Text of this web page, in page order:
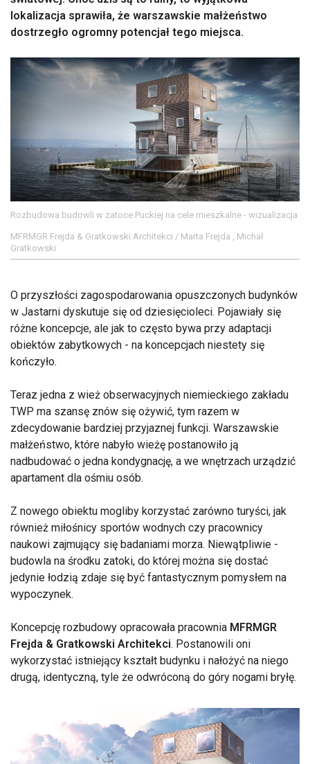
lokalizacja sprawiła, że warszawskie małżeństwo
dostrzegło ogromny potencjał tego miejsca.
Rozbudowa budowli w zatoce Puckiej na cele mieszkalne - wizualizacja
MFRMGR Frejda & Gratkowski Architekci / Marta Frejda , Michał
Gratkowski
O przyszłości zagospodarowania opuszczonych budynków
w Jastarni dyskutuje się od dziesięcioleci. Pojawiały się
różne koncepcje, ale jak to często bywa przy adaptacji
obiektów zabytkowych - na koncepcjach niestety się
kończyło.
Teraz jedna z wież obserwacyjnych niemieckiego zakładu
TWP ma szansę znów się ożywić, tym razem w
zdecydowanie bardziej przyjaznej funkcji. Warszawskie
małżeństwo, które nabyło wieżę postanowiło ją
nadbudować o jedna kondygnację, a we wnętrzach urządzić
apartament dla ośmiu osób.
Z nowego obiektu mogliby korzystać zarówno turyści, jak
również miłośnicy sportów wodnych czy pracownicy
naukowi zajmujący się badaniami morza. Niewątpliwie -
budowla na środku zatoki, do której można się dostać
jedynie łodzią zdaje się być fantastycznym pomysłem na
wypoczynek.
Koncepcję rozbudowy opracowała pracownia MFRMGR
Frejda & Gratkowski Architekci. Postanowili oni
wykorzystać istniejący kształt budynku i nałożyć na niego
drugą, identyczną, tyle że odwróconą do góry nogami bryłę.